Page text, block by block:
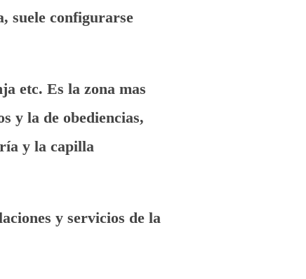
suele configurarse
etc. Es la zona mas
y la de obediencias,
y la capilla
y servicios de la